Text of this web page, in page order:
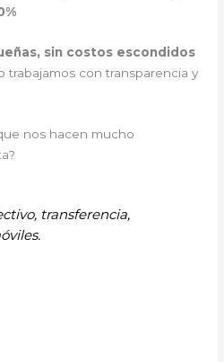
sin costos escondidos
trabajamos con transparencia y
nos hacen mucho
transferencia,